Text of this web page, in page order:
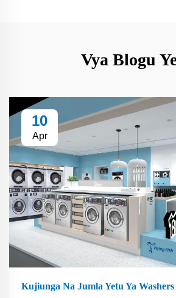
Vya Blogu
10
Apr
Kujiunga Na Jumla Yetu Ya